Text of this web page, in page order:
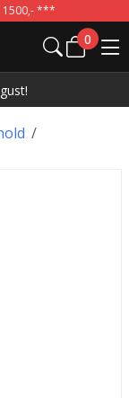
1500,- ***
0
/